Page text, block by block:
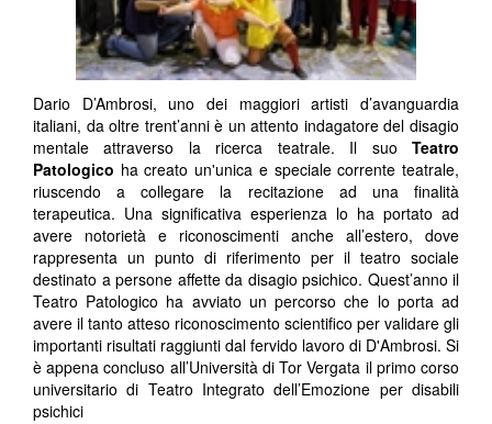
Dario D’Ambrosi, uno dei maggiori artisti d’avanguardia
italiani, da oltre trent’anni è un attento indagatore del disagio
mentale attraverso la ricerca teatrale. Il suo Teatro
Patologico ha creato un'unica e speciale corrente teatrale,
riuscendo a collegare la recitazione ad una finalità
terapeutica. Una significativa esperienza lo ha portato ad
avere notorietà e riconoscimenti anche all’estero, dove
rappresenta un punto di riferimento per il teatro sociale
destinato a persone affette da disagio psichico. Quest’anno il
Teatro Patologico ha avviato un percorso che lo porta ad
avere il tanto atteso riconoscimento scientifico per validare gli
importanti risultati raggiunti dal fervido lavoro di D'Ambrosi. Si
è appena concluso all’Università di Tor Vergata il primo corso
universitario di Teatro Integrato dell’Emozione per disabili
psichici